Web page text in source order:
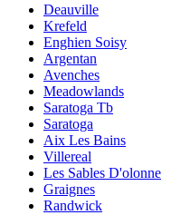
Deauville
Krefeld
Enghien Soisy
Argentan
Avenches
Meadowlands
Saratoga Tb
Saratoga
Aix Les Bains
Villereal
Les Sables D'olonne
Graignes
Randwick